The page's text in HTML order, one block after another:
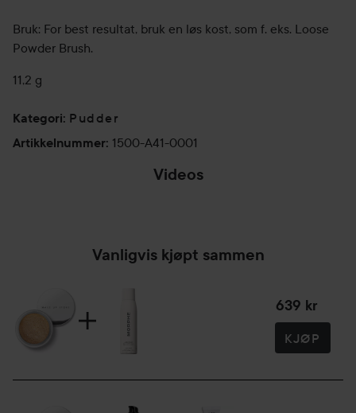
Bruk: For best resultat, bruk en løs kost, som f. eks. Loose
Powder Brush.
11,2 g
Kategori: Pudder
Artikkelnummer: 1500-A41-0001
Videos
Vanligvis kjøpt sammen
639 kr
KJØP